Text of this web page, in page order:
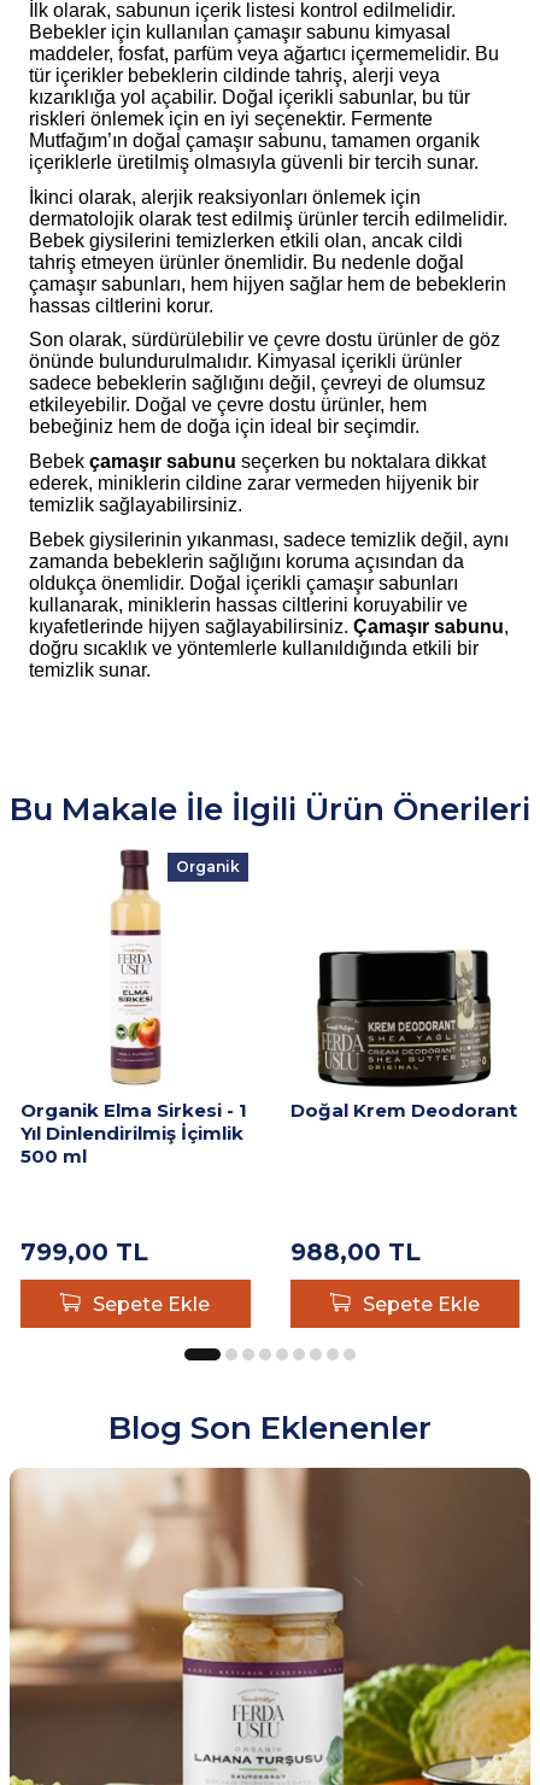
İlk olarak, sabunun içerik listesi kontrol edilmelidir.
Bebekler için kullanılan çamaşır sabunu kimyasal
maddeler, fosfat, parfüm veya ağartıcı içermemelidir. Bu
tür içerikler bebeklerin cildinde tahriş, alerji veya
kızarıklığa yol açabilir. Doğal içerikli sabunlar, bu tür
riskleri önlemek için en iyi seçenektir. Fermente
Mutfağım’ın doğal çamaşır sabunu, tamamen organik
içeriklerle üretilmiş olmasıyla güvenli bir tercih sunar.
İkinci olarak, alerjik reaksiyonları önlemek için
dermatolojik olarak test edilmiş ürünler tercih edilmelidir.
Bebek giysilerini temizlerken etkili olan, ancak cildi
tahriş etmeyen ürünler önemlidir. Bu nedenle doğal
çamaşır sabunları, hem hijyen sağlar hem de bebeklerin
hassas ciltlerini korur.
Son olarak, sürdürülebilir ve çevre dostu ürünler de göz
önünde bulundurulmalıdır. Kimyasal içerikli ürünler
sadece bebeklerin sağlığını değil, çevreyi de olumsuz
etkileyebilir. Doğal ve çevre dostu ürünler, hem
bebeğiniz hem de doğa için ideal bir seçimdir.
Bebek çamaşır sabunu seçerken bu noktalara dikkat
ederek, miniklerin cildine zarar vermeden hijyenik bir
temizlik sağlayabilirsiniz.
Bebek giysilerinin yıkanması, sadece temizlik değil, aynı
zamanda bebeklerin sağlığını koruma açısından da
oldukça önemlidir. Doğal içerikli çamaşır sabunları
kullanarak, miniklerin hassas ciltlerini koruyabilir ve
kıyafetlerinde hijyen sağlayabilirsiniz. Çamaşır sabunu,
doğru sıcaklık ve yöntemlerle kullanıldığında etkili bir
temizlik sunar.
Bu Makale İle İlgili Ürün Önerileri
Organik
Organik Elma Sirkesi - 1
Yıl Dinlendirilmiş İçimlik
500 ml
799,00 TL
Sepete Ekle
Doğal Krem Deodorant
988,00 TL
Sepete Ekle
Blog Son Eklenenler